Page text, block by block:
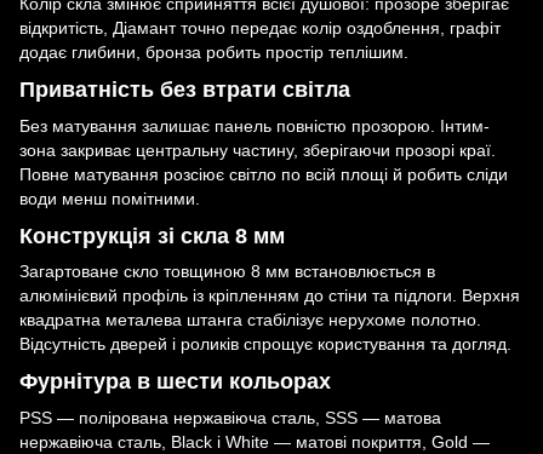
відкритість, Діамант точно передає колір оздоблення, графіт
додає глибини, бронза робить простір теплішим.
Приватність без втрати світла
Без матування залишає панель повністю прозорою. Інтим-
зона закриває центральну частину, зберігаючи прозорі краї.
Повне матування розсіює світло по всій площі й робить сліди
води менш помітними.
Конструкція зі скла 8 мм
Загартоване скло товщиною 8 мм встановлюється в
алюмінієвий профіль із кріпленням до стіни та підлоги. Верхня
квадратна металева штанга стабілізує нерухоме полотно.
Відсутність дверей і роликів спрощує користування та догляд.
Фурнітура в шести кольорах
PSS — полірована нержавіюча сталь, SSS — матова
нержавіюча сталь, Black і White — матові покриття, Gold —